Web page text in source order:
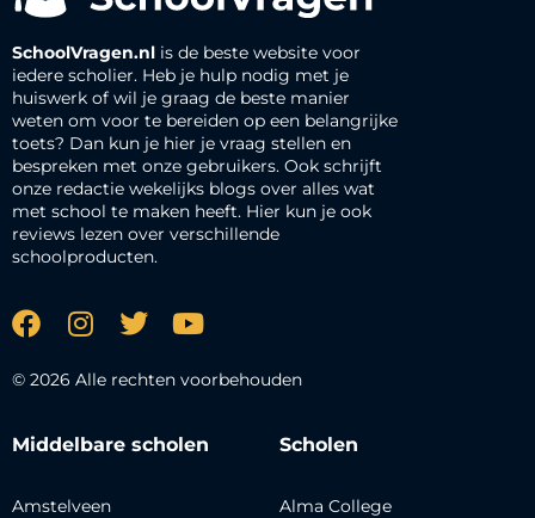
SchoolVragen.nl is de beste website voor
iedere scholier. Heb je hulp nodig met je
huiswerk of wil je graag de beste manier
weten om voor te bereiden op een belangrijke
toets? Dan kun je hier je vraag stellen en
bespreken met onze gebruikers. Ook schrijft
onze redactie wekelijks blogs over alles wat
met school te maken heeft. Hier kun je ook
reviews lezen over verschillende
schoolproducten.
© 2026 Alle rechten voorbehouden
Middelbare scholen
Amstelveen
Scholen
Alma College